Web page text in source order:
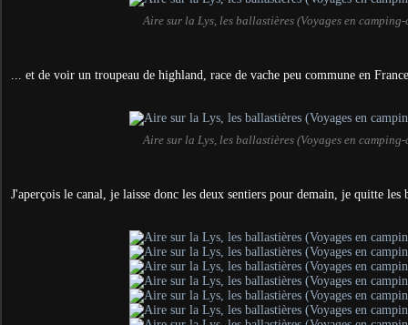
Aire sur la Lys, les ballastières (Voyages en
... et de voir un troupeau de highland, race de vache peu commune en
Aire sur la Lys, les ballastières (Voyages en
J'aperçois le canal, je laisse donc les deux sentiers pour demain, je quitte les